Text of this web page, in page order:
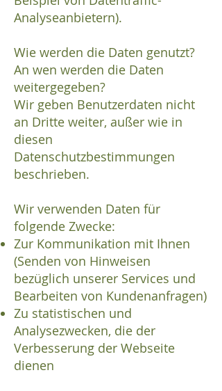
Analyseanbietern).
Wie werden die Daten genutzt?
An wen werden die Daten
weitergegeben?
Wir geben Benutzerdaten nicht
an Dritte weiter, außer wie in
diesen
Datenschutzbestimmungen
beschrieben.
Wir verwenden Daten für
folgende Zwecke:
Zur Kommunikation mit Ihnen
(Senden von Hinweisen
bezüglich unserer Services und
Bearbeiten von Kundenanfragen)
Zu statistischen und
Analysezwecken, die der
Verbesserung der Webseite
dienen